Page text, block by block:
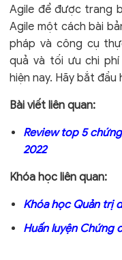
Agile để được trang
Agile một cách bài
pháp và công cụ
quả và tối ưu chi
hiện nay. Hãy bắt đầu
Bài viết liên quan:
Review top 5
2022
Khóa học liên quan:
Khóa học Quản trị
Huấn luyện Chứng